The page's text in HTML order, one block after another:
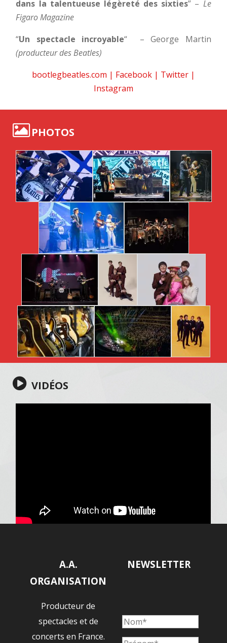
dans la talentueuse légèreté des sixties” – Le
Figaro Magazine
“Un spectacle incroyable“
– George Martin
(producteur des Beatles)
bootlegbeatles.com | Facebook | Twitter |
Instagram
PHOTOS
VIDÉOS
A.A.
ORGANISATION
Producteur de
spectacles et de
concerts en France.
NEWSLETTER